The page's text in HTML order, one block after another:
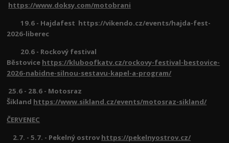
https://www.doksy.com/motobrani
19.6 - Hajdafest https://vikendo.cz/events/hajda-fest-
2026-liberec
20.6 - Rockový festival
Běstovice https://kluboofkatv.cz/rockovy-festival-bestovice-
2026-nabidne-silnou-sestavu-kapel-a-program/
25.6 - 28.6 - Motosraz
Šikland https://www.sikland.cz/events/motosraz-sikland/
ČERVENEC
2.7. - 5.7. - Pekelný ostrov https://pekelnyostrov.cz/